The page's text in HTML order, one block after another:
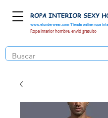
www.elunderwear.com Tienda online ropa
ROPA INTERIOR SEXY
Ropa interior hombre, envió gratuito